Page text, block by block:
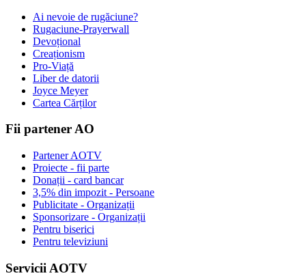
Ai nevoie de rugăciune?
Rugaciune-Prayerwall
Devoțional
Creaționism
Pro-Viață
Liber de datorii
Joyce Meyer
Cartea Cărților
Fii partener AO
Partener AOTV
Proiecte - fii parte
Donații - card bancar
3,5% din impozit - Persoane
Publicitate - Organizații
Sponsorizare - Organizații
Pentru biserici
Pentru televiziuni
Servicii AOTV